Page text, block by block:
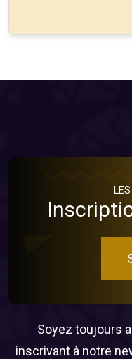
Soyez toujours
inscrivant à notre